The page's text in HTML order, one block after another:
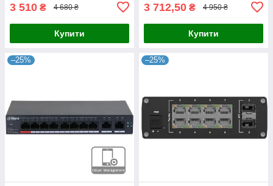
3 510 ₴ 4 680 ₴
Купити
3 712,50 ₴ 4 950 ₴
Купити
–25% –25%